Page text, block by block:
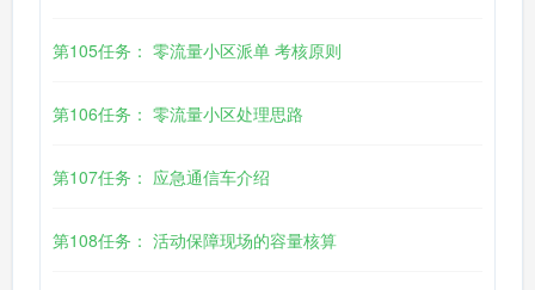
第105任务： 零流量小区派单 考核原则
第106任务： 零流量小区处理思路
第107任务： 应急通信车介绍
第108任务： 活动保障现场的容量核算